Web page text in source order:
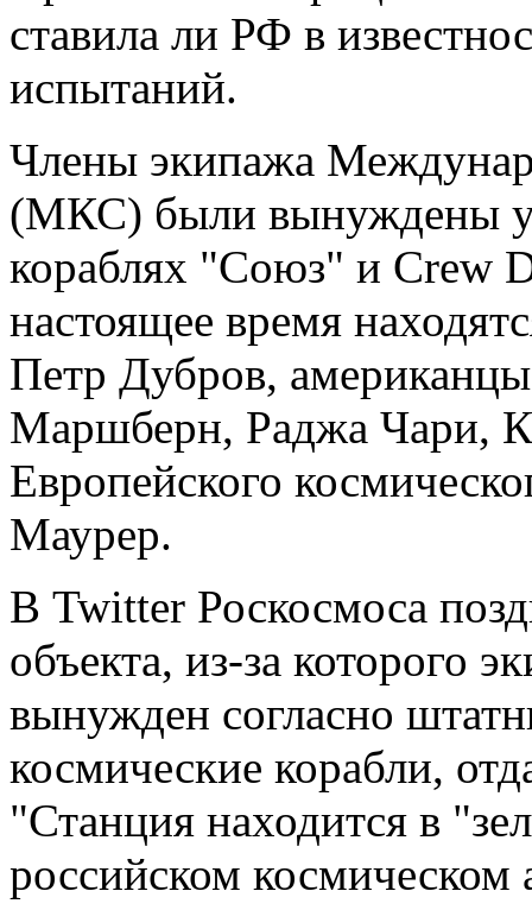
ставила ли РФ в
испытаний.
Члены экипажа
(МКС) были вынуждены
кораблях "Союз" и Crew
настоящее время
Петр Дубров,
Маршберн, Раджа Чари,
Европейского
Маурер.
В Twitter Роскосмоса
объекта, из-за которого
вынужден согласно
космические корабли,
"Станция находится в
российском космическом